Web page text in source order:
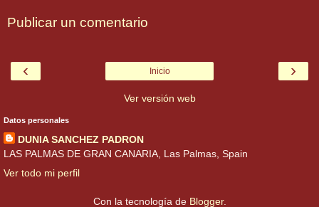
Publicar un comentario
‹ ›
Inicio
Ver versión web
Datos personales
DUNIA SANCHEZ PADRON
LAS PALMAS DE GRAN CANARIA, Las Palmas, Spain
Ver todo mi perfil
Con la tecnología de Blogger.